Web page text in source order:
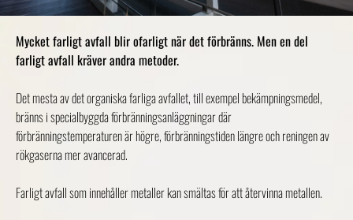
Mycket farligt avfall blir ofarligt när det förbränns. Men en del
farligt avfall kräver andra metoder.
Det mesta av det organiska farliga avfallet, till exempel bekämpningsmedel,
bränns i specialbyggda förbränningsanläggningar där
förbränningstemperaturen är högre, förbränningstiden längre och reningen av
rökgaserna mer avancerad.
Farligt avfall som innehåller metaller kan smältas för att återvinna metallen.